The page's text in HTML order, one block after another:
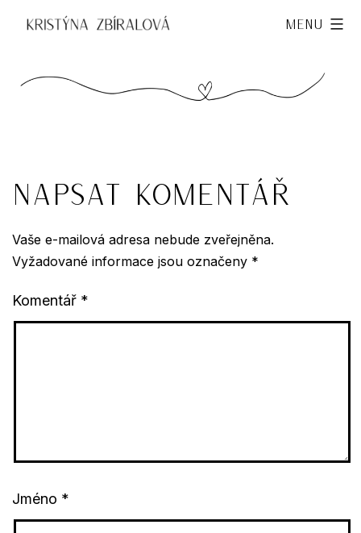
Kristýna
Menu
Napsat komentář
Vaše e-mailová adresa nebude zveřejněna.
Vyžadované informace jsou označeny *
Komentář *
Jméno *